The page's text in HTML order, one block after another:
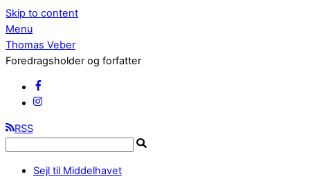
Skip to content
Menu
Thomas Veber
Foredragsholder og forfatter
RSS
Sejl til Middelhavet